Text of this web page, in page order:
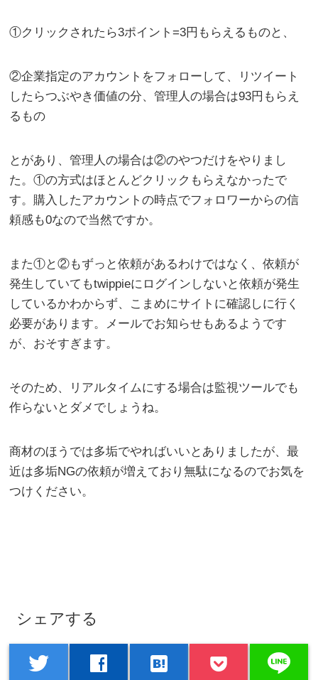
①クリックされたら3ポイント=3円もらえるものと、
②企業指定のアカウントをフォローして、リツイート
したらつぶやき価値の分、管理人の場合は93円もらえ
るもの
とがあり、管理人の場合は②のやつだけをやりまし
た。①の方式はほとんどクリックもらえなかったで
す。購入したアカウントの時点でフォロワーからの信
頼感も0なので当然ですか。
また①と②もずっと依頼があるわけではなく、依頼が
発生していてもtwippieにログインしないと依頼が発生
しているかわからず、こまめにサイトに確認しに行く
必要があります。メールでお知らせもあるようです
が、おそすぎます。
そのため、リアルタイムにする場合は監視ツールでも
作らないとダメでしょうね。
商材のほうでは多垢でやればいいとありましたが、最
近は多垢NGの依頼が増えており無駄になるのでお気を
つけください。
シェアする
twitter facebook hatenabookmark line